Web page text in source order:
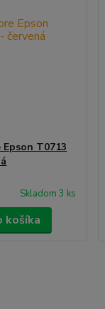
T0713
Skladom 3 ks
košíka